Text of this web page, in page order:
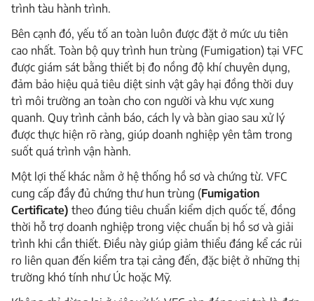
trình tàu hành trình.
Bên cạnh đó, yếu tố an toàn luôn được đặt ở mức ưu tiên
cao nhất. Toàn bộ quy trình hun trùng (Fumigation) tại VFC
được giám sát bằng thiết bị đo nồng độ khí chuyên dụng,
đảm bảo hiệu quả tiêu diệt sinh vật gây hại đồng thời duy
trì môi trường an toàn cho con người và khu vực xung
quanh. Quy trình cảnh báo, cách ly và bàn giao sau xử lý
được thực hiện rõ ràng, giúp doanh nghiệp yên tâm trong
suốt quá trình vận hành.
Một lợi thế khác nằm ở hệ thống hồ sơ và chứng từ. VFC
cung cấp đầy đủ chứng thư hun trùng (Fumigation
Certificate) theo đúng tiêu chuẩn kiểm dịch quốc tế, đồng
thời hỗ trợ doanh nghiệp trong việc chuẩn bị hồ sơ và giải
trình khi cần thiết. Điều này giúp giảm thiểu đáng kể các rủi
ro liên quan đến kiểm tra tại cảng đến, đặc biệt ở những thị
trường khó tính như Úc hoặc Mỹ.